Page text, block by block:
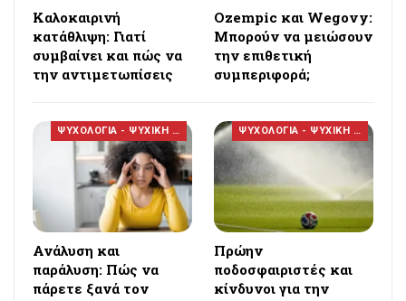
Καλοκαιρινή
κατάθλιψη: Γιατί
συμβαίνει και πώς να
την αντιμετωπίσεις
Ozempic και Wegovy:
Μπορούν να μειώσουν
την επιθετική
συμπεριφορά;
ΨΥΧΟΛΟΓΙΑ - ΨΥΧΙΚΗ ΥΓΕΙΑ
Ανάλυση και
παράλυση: Πώς να
πάρετε ξανά τον
ΨΥΧΟΛΟΓΙΑ - ΨΥΧΙΚΗ ΥΓΕΙΑ
Πρώην
ποδοσφαιριστές και
κίνδυνοι για την